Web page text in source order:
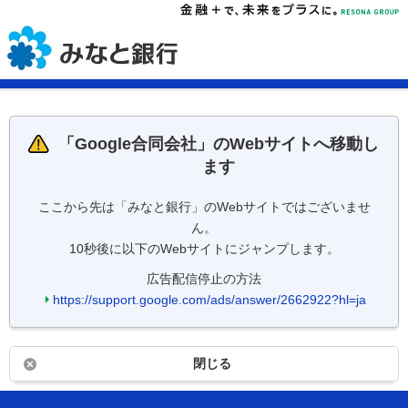
「Google合同会社 」のWebサイトへ移動し
ます
ここから先は「みなと銀行」のWebサイトではございませ
ん。
10秒後に以下のWebサイトにジャンプします。
広告配信停止の方法
https://support.google.com/ads/answer/2662922?hl=ja
閉じる